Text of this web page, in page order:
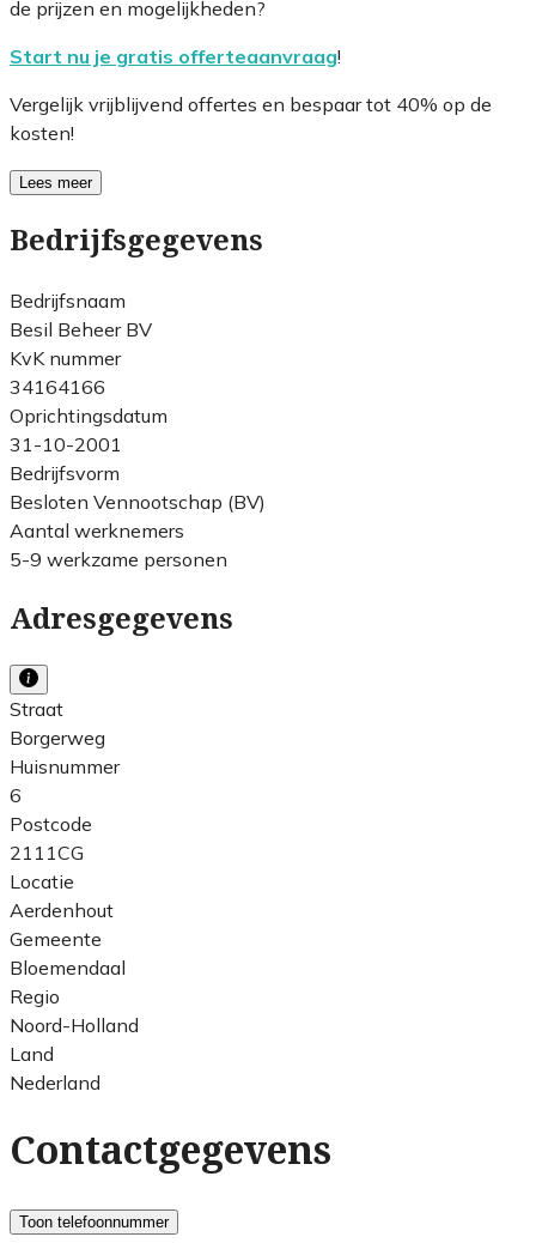
de prijzen en mogelijkheden?
Start nu je gratis offerteaanvraag!
Vergelijk vrijblijvend offertes en bespaar tot 40% op de
kosten!
Lees meer
Bedrijfsgegevens
Bedrijfsnaam
Besil Beheer BV
KvK nummer
34164166
Oprichtingsdatum
31-10-2001
Bedrijfsvorm
Besloten Vennootschap (BV)
Aantal werknemers
5-9 werkzame personen
Adresgegevens
Straat
Borgerweg
Huisnummer
6
Postcode
2111CG
Locatie
Aerdenhout
Gemeente
Bloemendaal
Regio
Noord-Holland
Land
Nederland
Contactgegevens
Toon telefoonnummer